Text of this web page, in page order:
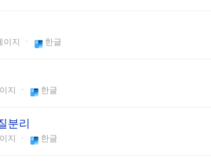
이지 ㆍ 한글
지 ㆍ 한글
분리
지 ㆍ 한글